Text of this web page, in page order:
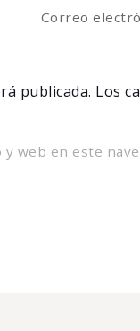
publicada. Los
Correo
web en este